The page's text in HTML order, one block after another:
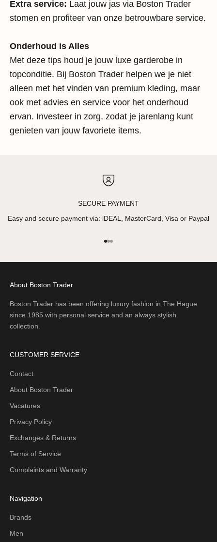
Extra service: Laat jouw jas via Boston Trader
stomen en profiteer van onze betrouwbare service.
Onderhoud is Alles
Met deze tips houd je jouw luxe garderobe in
topconditie. Bij Boston Trader helpen we je niet
alleen met het vinden van premium kleding, maar
ook met advies en service voor het onderhoud
ervan. Investeer in zorg, zodat je jarenlang kunt
genieten van jouw favoriete items.
SECURE PAYMENT
Easy and secure payment via: iDEAL, MasterCard, Visa or Paypal
Go to item 1
Go to item 2
Go to item 3
About Boston Trader
Boston Trader has been offering luxury fashion in The Hague
since 1985 with personal service and an always stylish
collection.
CUSTOMER SERVICE
Contact
About Boston Trader
Vacatures
Privacy Policy
Exchanges & Returns
Terms of Service
Complaints and Warranty
Navigation
Brands
Men